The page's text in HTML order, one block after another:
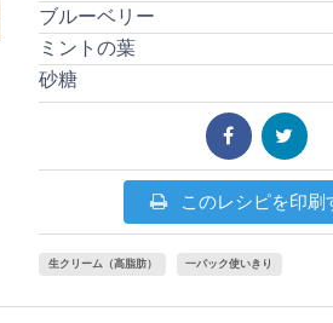
ブルーベリー
ミントの葉
砂糖
このレシピを印刷
生クリーム（高脂肪） 一パック使いきり